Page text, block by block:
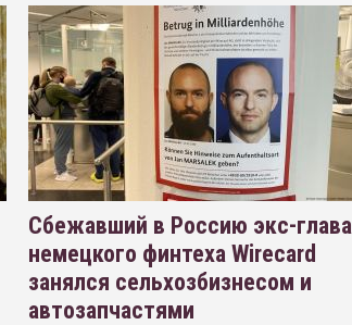
Сбежавший в Россию экс-глава
немецкого финтеха Wirecard
занялся сельхозбизнесом и
автозапчастями